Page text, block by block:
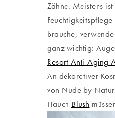
Zähne. Meistens ist
brauche,
ganz wichtig:
Resort Anti-Aging
An dekorativer
von Nude by
Hauch Blush